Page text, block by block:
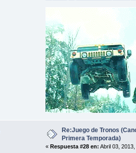
Re:Juego de Tronos
Primera Temporada)
« Respuesta #28 en: Abril 03,